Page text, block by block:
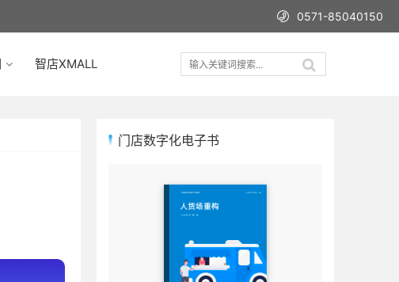
0571-85040150
智店XMALL
门店数字化电子书